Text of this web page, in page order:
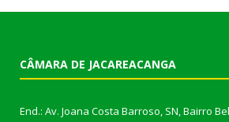
CÂMARA DE JACAREACANGA
End.: Av. Joana Costa Barroso, SN, Bairro